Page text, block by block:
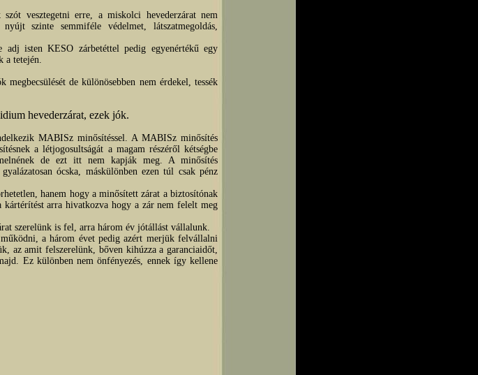
vesztegetni erre, a miskolci hevederzárat nem
szinte semmiféle védelmet, látszatmegoldás,
isten KESO zárbetéttel pedig egyenértékű egy
a tetején.
de különösebben nem érdekel, tessék
hevederzárat, ezek jók.
MABISz minősítéssel. A MABISz minősítés
a létjogosultságát a magam részéről kétségbe
de ezt itt nem kapják meg. A minősítés
ócska, máskülönben ezen túl csak pénz
hanem hogy a minősített zárat a biztosítónak
kártérítést arra hivatkozva hogy a zár nem felelt meg
szerelünk is fel, arra három év jótállást vállalunk.
a három évet pedig azért merjük felvállalni
az amit felszerelünk, bőven kihúzza a garanciaidőt,
Ez különben nem önfényezés, ennek így kellene